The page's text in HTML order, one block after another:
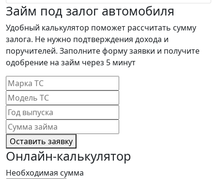
Займ под залог автомобиля
Удобный калькулятор поможет рассчитать сумму
залога. Не нужно подтверждения дохода и
поручителей. Заполните форму заявки и получите
одобрение на займ через 5 минут
Оставить заявку
Онлайн-калькулятор
Необходимая сумма